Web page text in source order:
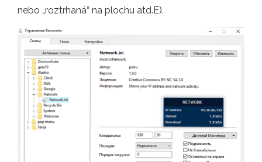
nebo „roztrhaná“ na plochu atd.E).